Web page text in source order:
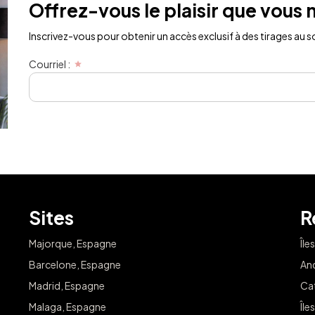
Offrez-vous le plaisir que vous
Inscrivez-vous pour obtenir un accès exclusif à des tirages au
Courriel :
Sites
Majorque, Espagne
Barcelone, Espagne
Madrid, Espagne
Malaga, Espagne